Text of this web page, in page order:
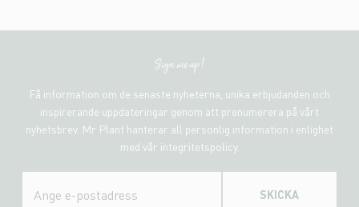
Sign me up!
Få information om de senaste nyheterna, unika erbjudanden och
inspirerande uppdateringar genom att prenumerera på vårt
nyhetsbrev. Mr Plant hanterar all personlig information i enlighet
med vår integritetspolicy.
SKICKA